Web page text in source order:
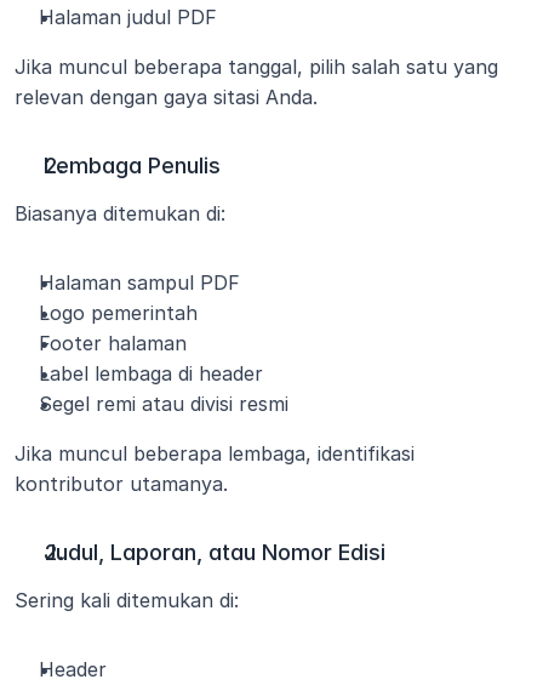
Halaman judul PDF
Jika muncul beberapa tanggal, pilih salah satu yang
relevan dengan gaya sitasi Anda.
Lembaga Penulis
Biasanya ditemukan di:
Halaman sampul PDF
Logo pemerintah
Footer halaman
Label lembaga di header
Segel remi atau divisi resmi
Jika muncul beberapa lembaga, identifikasi
kontributor utamanya.
Judul, Laporan, atau Nomor Edisi
Sering kali ditemukan di:
Header